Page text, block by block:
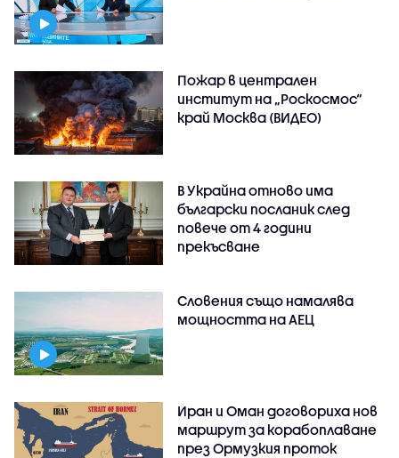
Пожар в централен
институт на „Роскосмос“
край Москва (ВИДЕО)
В Украйна отново има
български посланик след
повече от 4 години
прекъсване
Словения също намалява
мощността на АЕЦ
Иран и Оман договориха нов
маршрут за корабоплаване
през Ормузкия проток